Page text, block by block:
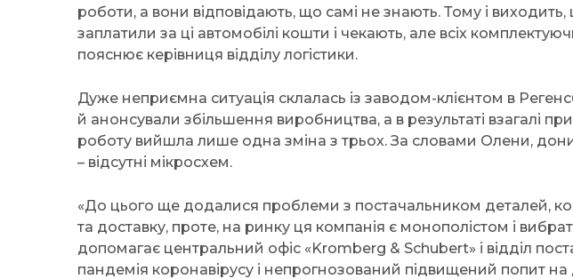
роботи, а вони відповідають, що самі не знають. Тому і
заплатили за ці автомобілі кошти і чекають, але всіх
пояснює керівниця відділу логістики.
Дуже неприємна ситуація склалась із заводом-клієнтом в
й анонсували збільшення виробництва, а в результаті взагалі
роботу вийшла лише одна зміна з трьох. За словами Олени,
– відсутні мікросхем.
«До цього ще додалися проблеми з постачальником деталей,
та доставку, проте, на ринку ця компанія є монополістом і
допомагає центральний офіс «Kromberg & Schubert» і відділ
пандемія коронавірусу і непрогнозований підвищений попит на